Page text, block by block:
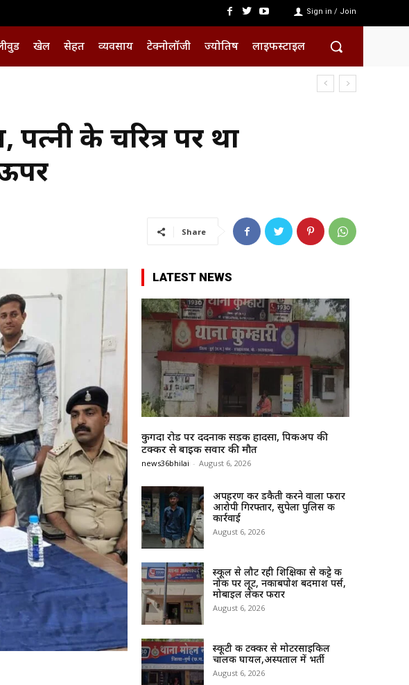
Sign in / Join
खेल सेहत व्यवसाय टेक्नोलॉजी ज्योतिष लाइफस्टाइल
के चरित्र पर था
Share
LATEST NEWS
कुगदा रोड पर दर्दनाक सड़क हादसा, पिकअप की
टक्कर से बाइक सवार की मौत
news36bhilai - August 6, 2026
अपहरण कर डकैती करने वाला फरार
आरोपी गिरफ्तार, सुपेला पुलिस की
कार्रवाई
August 6, 2026
स्कूल से लौट रही शिक्षिका से कट्टे की
नोक पर लूट, नकाबपोश बदमाश पर्स,
मोबाइल लेकर फरार
August 6, 2026
स्कूटी की टक्कर से मोटरसाइकिल
चालक घायल,अस्पताल में भर्ती
August 6, 2026